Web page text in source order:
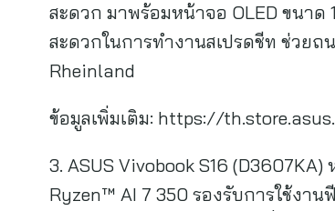
สะดวก มาพร้อมหน้าจอ OLED ขนาด
สะดวกในการทำงานสเปรดชีท ช่วย
Rheinland
ข้อมูลเพิ่มเติม: https://
3. ASUS Vivobook S16
Ryzen™ AI 7 350 รองรับการใช้งา